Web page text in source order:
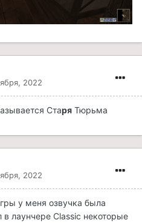
2022
Старя Тюрьма
2022
у меня озвучка была
в лаунчере Classic некоторые